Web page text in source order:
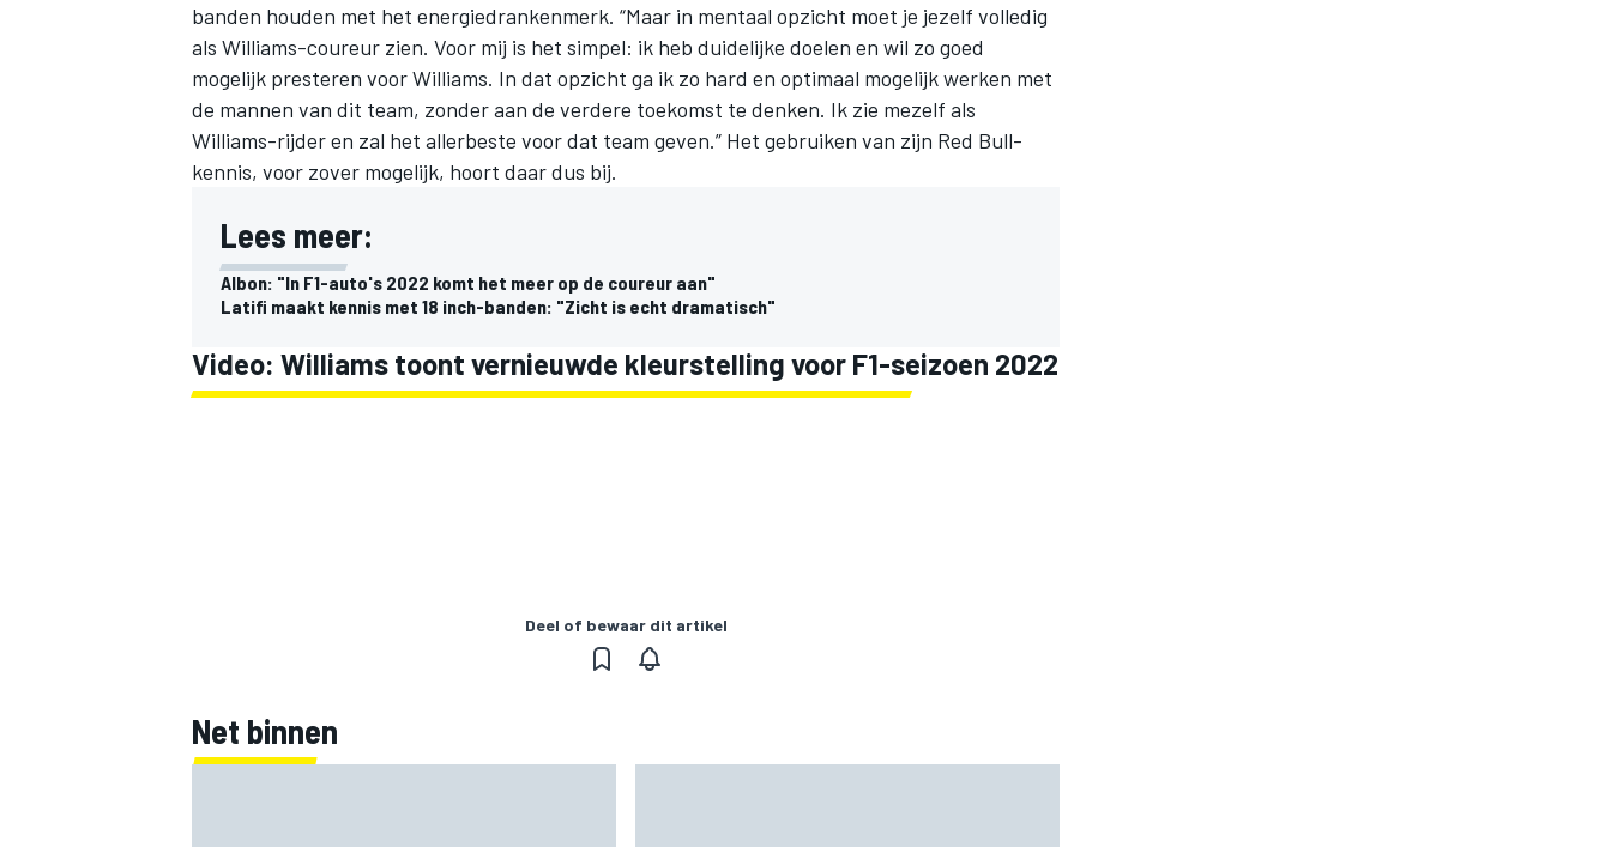
banden houden met het energiedrankenmerk. “Maar in mentaal opzicht moet je jezelf volledig
als Williams-coureur zien. Voor mij is het simpel: ik heb duidelijke doelen en wil zo goed
mogelijk presteren voor Williams. In dat opzicht ga ik zo hard en optimaal mogelijk werken met
de mannen van dit team, zonder aan de verdere toekomst te denken. Ik zie mezelf als
Williams-rijder en zal het allerbeste voor dat team geven.” Het gebruiken van zijn Red Bull-
kennis, voor zover mogelijk, hoort daar dus bij.
Lees meer:
Albon: "In F1-auto's 2022 komt het meer op de coureur aan"
Latifi maakt kennis met 18 inch-banden: "Zicht is echt dramatisch"
Video: Williams toont vernieuwde kleurstelling voor F1-seizoen 2022
Deel of bewaar dit artikel
Net binnen